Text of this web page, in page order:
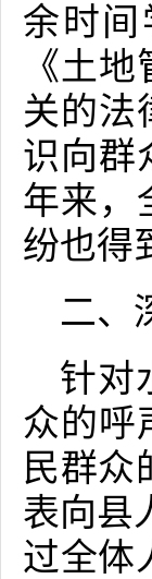
余时
《土
关的法
识向群
年来，
纷也得
二、
针对
众的呼
民群众
表向县
过全体